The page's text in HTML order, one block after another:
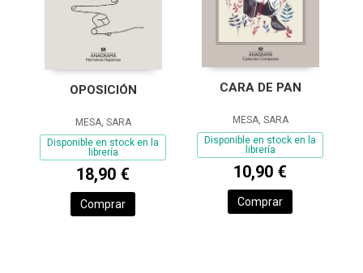
OPOSICIÓN
MESA, SARA
Disponible en stock en la
librería
18,90 €
Comprar
CARA DE PAN
MESA, SARA
Disponible en stock en la
librería
10,90 €
Comprar